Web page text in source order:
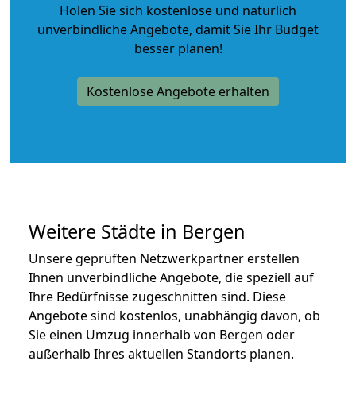
Holen Sie sich kostenlose und natürlich
unverbindliche Angebote, damit Sie Ihr Budget
besser planen!
Kostenlose Angebote erhalten
Weitere Städte in Bergen
Unsere geprüften Netzwerkpartner erstellen
Ihnen unverbindliche Angebote, die speziell auf
Ihre Bedürfnisse zugeschnitten sind. Diese
Angebote sind kostenlos, unabhängig davon, ob
Sie einen Umzug innerhalb von Bergen oder
außerhalb Ihres aktuellen Standorts planen.